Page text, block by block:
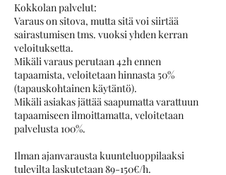
Kokkolan palvelut:
Varaus on sitova, mutta sitä voi siirtää
sairastumisen tms. vuoksi yhden kerran
veloituksetta.
Mikäli varaus perutaan 42h ennen
tapaamista, veloitetaan hinnasta 50%
(tapauskohtainen käytäntö).
Mikäli asiakas jättää saapumatta varattuun
tapaamiseen ilmoittamatta, veloitetaan
palvelusta 100%.
Ilman ajanvarausta kuunteluoppilaaksi
tulevilta laskutetaan 89-150€/h.